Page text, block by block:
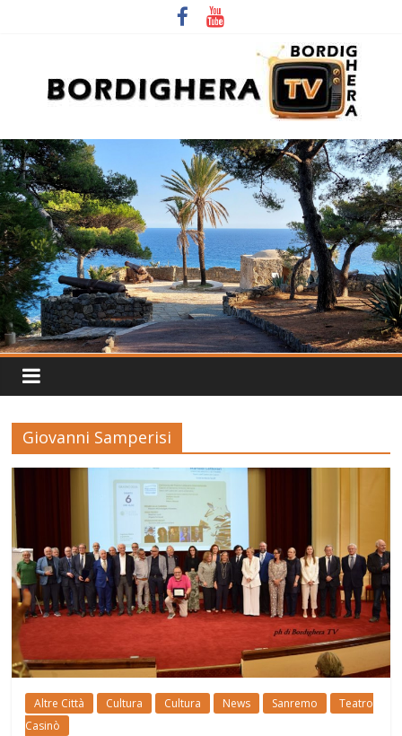
Giovanni Samperisi
Altre Città Cultura Cultura News Sanremo
Teatro
Casinò